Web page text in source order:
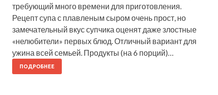
требующий много времени для приготовления.
Рецепт супа с плавленым сыром очень прост, но
замечательный вкус супчика оценят даже злостные
«нелюбители» первых блюд. Отличный вариант для
ужина всей семьей. Продукты (на 6 порций)…
ПОДРОБНЕЕ